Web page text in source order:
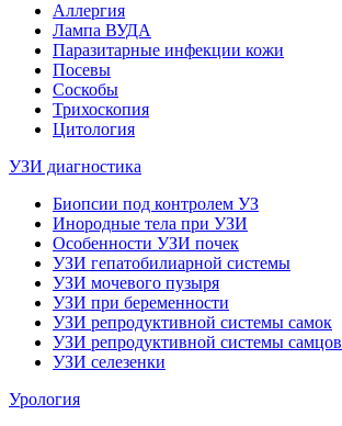
Аллергия
Лампа ВУДА
Паразитарные инфекции кожи
Посевы
Соскобы
Трихоскопия
Цитология
УЗИ диагностика
Биопсии под контролем УЗ
Инородные тела при УЗИ
Особенности УЗИ почек
УЗИ гепатобилиарной системы
УЗИ мочевого пузыря
УЗИ при беременности
УЗИ репродуктивной системы самок
УЗИ репродуктивной системы самцов
УЗИ селезенки
Урология